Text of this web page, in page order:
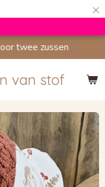
×
van stof